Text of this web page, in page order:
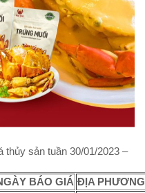
thủy sản tuần 30/01/2023 –
BÁO GIÁ ĐỊA PHƯƠNG